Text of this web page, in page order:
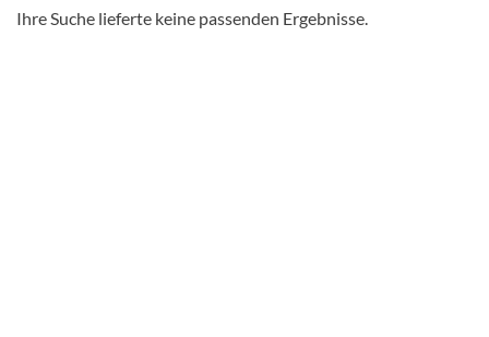
Ihre Suche lieferte keine passenden Ergebnisse.